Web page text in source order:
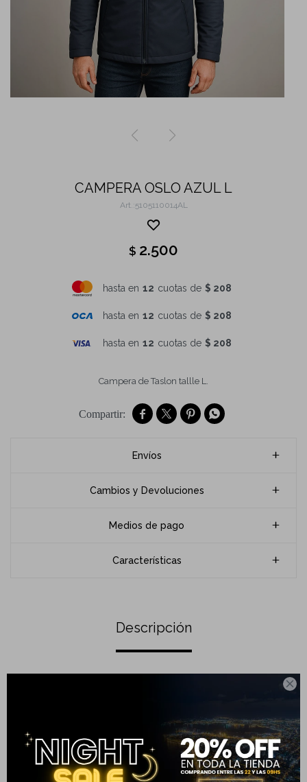

CAMPERA OSLO AZUL L
5105110014AL
$ 2.500
hasta en 12 cuotas de $ 208
hasta en 12 cuotas de $ 208
hasta en 12 cuotas de $ 208
Campera de Taslon tallle L.
   
Envíos
Cambios y Devoluciones
Medios de pago
Características
Descripción
Completá tu compra